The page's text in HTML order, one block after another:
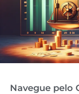
Navegue pelo